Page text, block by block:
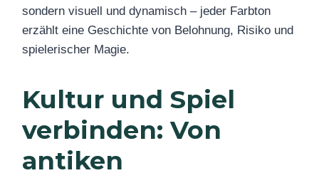
sondern visuell und dynamisch – jeder Farbton
erzählt eine Geschichte von Belohnung, Risiko und
spielerischer Magie.
Kultur und Spiel
verbinden: Von
antiken